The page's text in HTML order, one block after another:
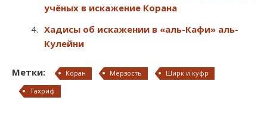
учёных в искажение Корана
Хадисы об искажении в «аль-Кафи» аль-
Кулейни
Метки: Коран Мерзость
Ширк и куфр
Тахриф